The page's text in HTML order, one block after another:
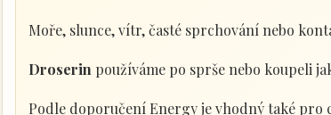
Moře, slunce, vítr, časté sprchování nebo
Droserin používáme po sprše nebo koupeli
Podle doporučení Energy je vhodný také pro